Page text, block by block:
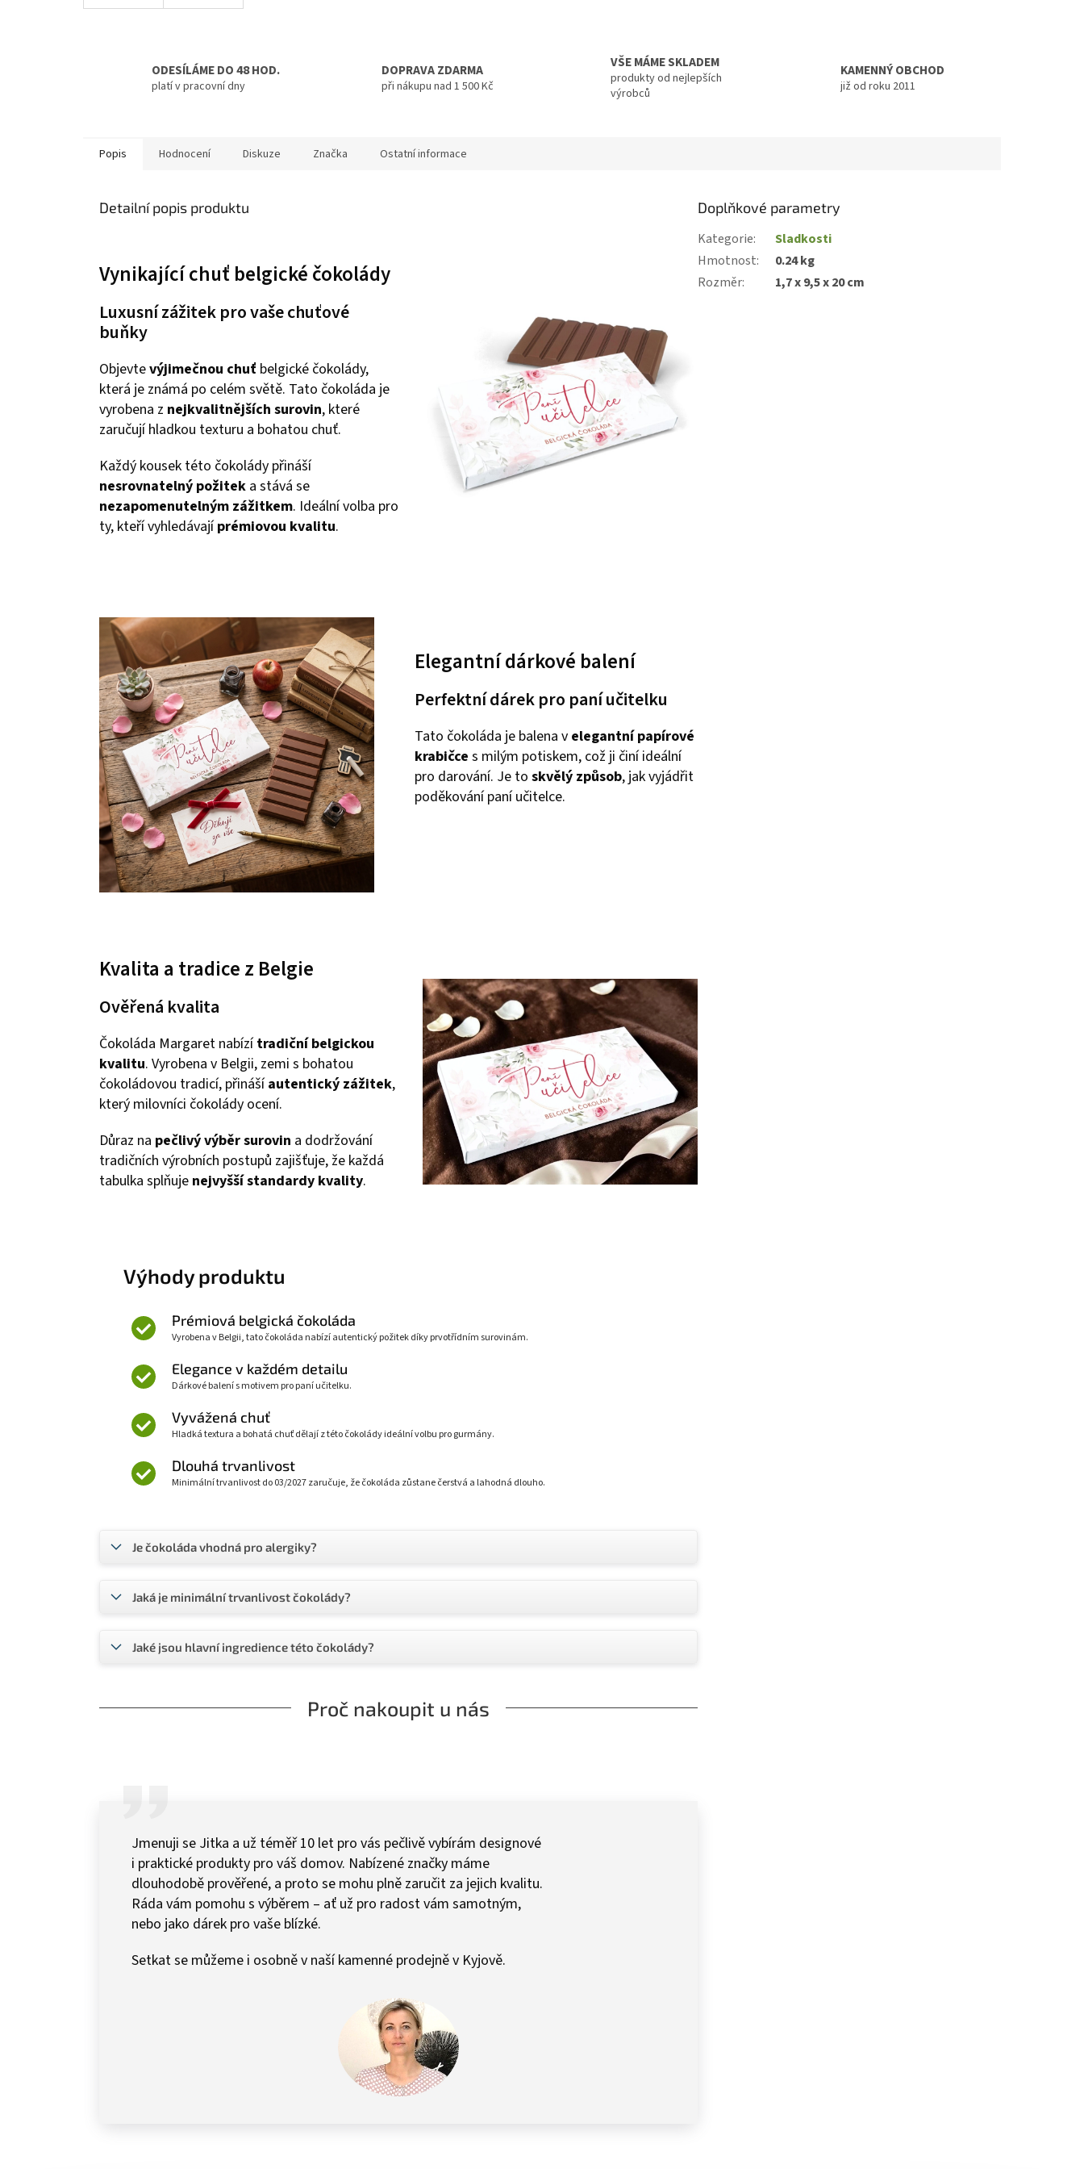
ODESÍLÁME DO 48 HOD.
platí v pracovní dny
DOPRAVA ZDARMA
při nákupu nad 1 500 Kč
VŠE MÁME SKLADEM
produkty od nejlepších
výrobců
KAMENNÝ OBCHOD
již od roku 2011
Popis Hodnocení Diskuze Značka Ostatní informace
Detailní popis produktu
Vynikající chuť belgické čokolády
Luxusní zážitek pro vaše chuťové
buňky
Objevtevýjimečnou chuť belgické čokolády,
která je známá po celém světě. Tato čokoláda je
vyrobena z nejkvalitnějších surovin, které
zaručují hladkou texturu a bohatou chuť.
Každý kousek této čokolády přináší
nesrovnatelný požitek a stává se
nezapomenutelným zážitkem. Ideální volba pro
ty, kteří vyhledávajíprémiovou kvalitu.
Elegantní dárkové balení
Perfektní dárek pro paní učitelku
Tato čokoláda je balena v elegantní papírové
krabičce s milým potiskem, což ji činí ideální
pro darování. Je to skvělý způsob, jak vyjádřit
poděkování paní učitelce.
Kvalita a tradice z Belgie
Ověřená kvalita
Čokoláda Margaret nabízítradiční belgickou
kvalitu. Vyrobena v Belgii, zemi s bohatou
čokoládovou tradicí, přinášíautentický zážitek,
který milovníci čokolády ocení.
Důraz na pečlivý výběr surovin a dodržování
tradičních výrobních postupů zajišťuje, že každá
tabulka splňuje nejvyšší standardy kvality.
Výhody produktu
Prémiová belgická čokoláda
Vyrobena v Belgii, tato čokoláda nabízí autentický požitek díky prvotřídním surovinám.
Elegance v každém detailu
Dárkové balení s motivem pro paní učitelku.
Vyvážená chuť
Hladká textura a bohatá chuť dělají z této čokolády ideální volbu pro gurmány.
Dlouhá trvanlivost
Minimální trvanlivost do 03/2027 zaručuje, že čokoláda zůstane čerstvá a lahodná dlouho.
Je čokoláda vhodná pro alergiky?
Jaká je minimální trvanlivost čokolády?
Jaké jsou hlavní ingredience této čokolády?
Proč nakoupit u nás
Jmenuji se Jitka a už téměř 10 let pro vás pečlivě vybírám designové
i praktické produkty pro váš domov. Nabízené značky máme
dlouhodobě prověřené, a proto se mohu plně zaručit za jejich kvalitu.
Ráda vám pomohu s výběrem – ať už pro radost vám samotným,
nebo jako dárek pro vaše blízké.
Setkat se můžeme i osobně v naší kamenné prodejně v Kyjově.
Doplňkové parametry
Kategorie:
Sladkosti
Hmotnost:
0.24 kg
Rozměr: 1,7 x 9,5 x 20 cm